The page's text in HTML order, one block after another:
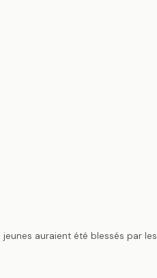
jeunes auraient été blessés par les